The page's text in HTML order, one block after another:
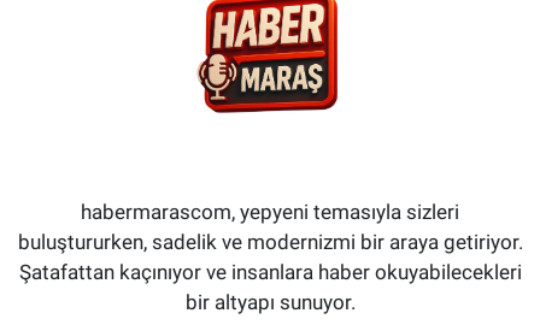
habermarascom, yepyeni temasıyla sizleri
buluştururken, sadelik ve modernizmi bir araya getiriyor.
Şatafattan kaçınıyor ve insanlara haber okuyabilecekleri
bir altyapı sunuyor.